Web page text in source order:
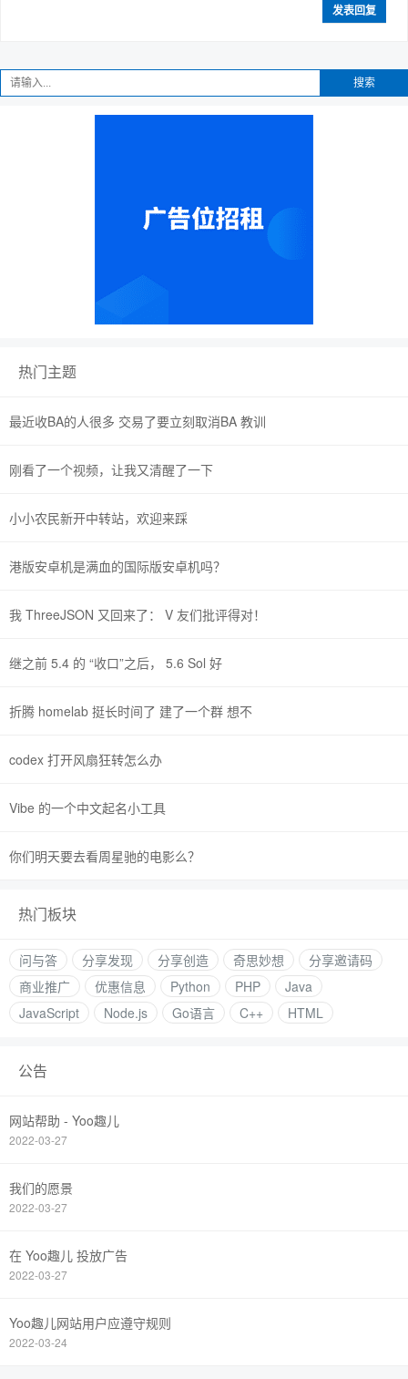
发表回复
搜索
热门主题
最近收BA的人很多 交易了要立刻取消BA 教训
刚看了一个视频，让我又清醒了一下
小小农民新开中转站，欢迎来踩
港版安卓机是满血的国际版安卓机吗？
我 ThreeJSON 又回来了： V 友们批评得对！
继之前 5.4 的 “收口”之后， 5.6 Sol 好
折腾 homelab 挺长时间了 建了一个群 想不
codex 打开风扇狂转怎么办
Vibe 的一个中文起名小工具
你们明天要去看周星驰的电影么？
热门板块
问与答 分享发现 分享创造 奇思妙想
分享邀请码
商业推广
优惠信息 Python PHP
Java
JavaScript
Node.js Go语言 C++ HTML
公告
网站帮助 - Yoo趣儿
2022-03-27
我们的愿景
2022-03-27
在 Yoo趣儿 投放广告
2022-03-27
Yoo趣儿网站用户应遵守规则
2022-03-24